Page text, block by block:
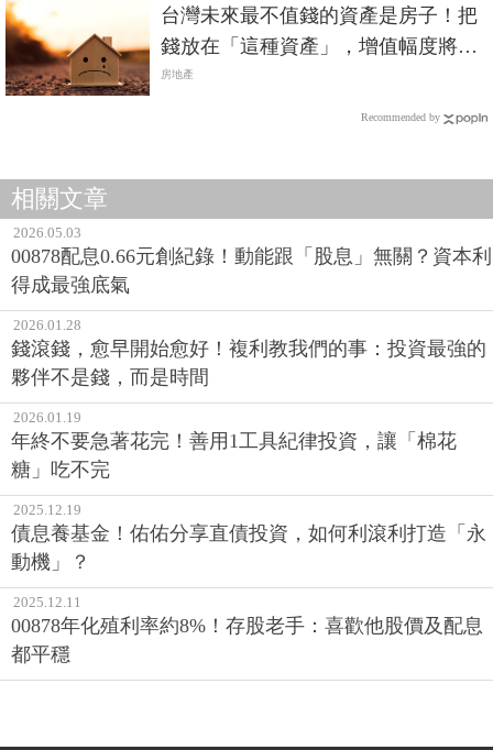
台灣未來最不值錢的資產是房子！把
錢放在「這種資產」，增值幅度將是
房子的1.5倍
房地產
Recommended by
相關文章
2026.05.03
00878配息0.66元創紀錄！動能跟「股息」無關？資本利
得成最強底氣
2026.01.28
錢滾錢，愈早開始愈好！複利教我們的事：投資最強的
夥伴不是錢，而是時間
2026.01.19
年終不要急著花完！善用1工具紀律投資，讓「棉花
糖」吃不完
2025.12.19
債息養基金！佑佑分享直債投資，如何利滾利打造「永
動機」？
2025.12.11
00878年化殖利率約8%！存股老手：喜歡他股價及配息
都平穩